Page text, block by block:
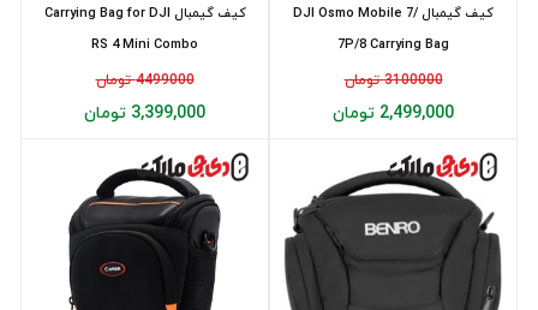
کیف گیمبال Carrying Bag for DJI
RS 4 Mini Combo
4499000 تومان
3,399,000 تومان
کیف گیمبال DJI Osmo Mobile 7/
7P/8 Carrying Bag
3100000 تومان
2,499,000 تومان